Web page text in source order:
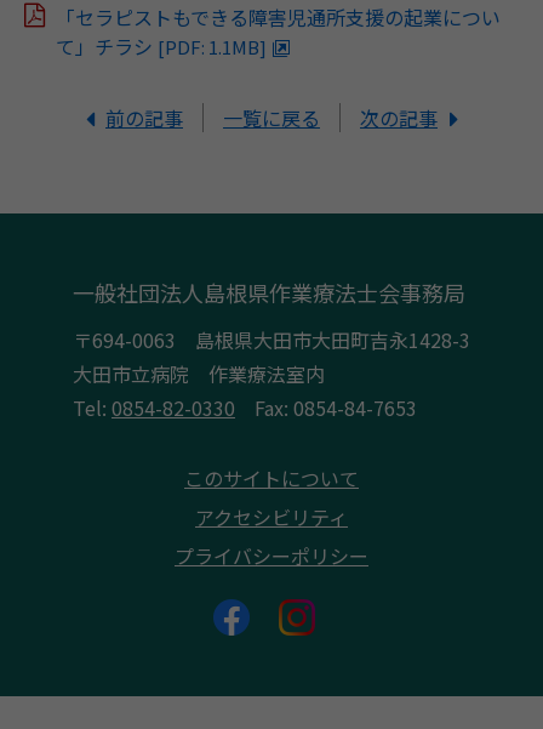
「セラピストもできる障害児通所支援の起業につい
て」チラシ [PDF: 1.1MB]
前の記事 一覧に戻る 次の記事
一般社団法人島根県作業療法士会事務局
〒694-0063 島根県大田市大田町吉永1428-3
大田市立病院 作業療法室内
Tel: 0854-82-0330 Fax: 0854-84-7653
このサイトについて
アクセシビリティ
プライバシーポリシー